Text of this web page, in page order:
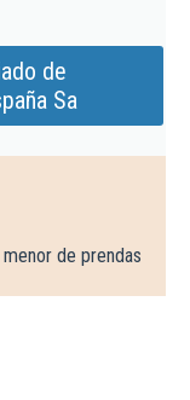
de
Sa
de prendas